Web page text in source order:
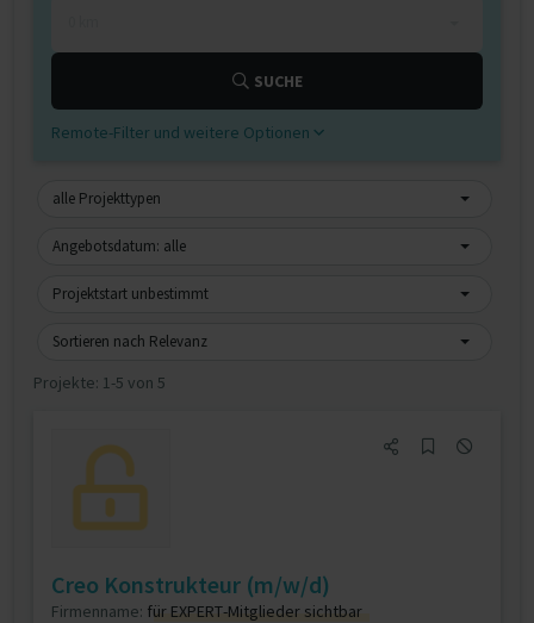
SUCHE
Remote-Filter und weitere Optionen
alle Projekttypen
Angebotsdatum: alle
Projektstart unbestimmt
Sortieren nach Relevanz
Projekte: 1-5 von 5
Creo Konstrukteur (m/w/d)
Firmenname: für EXPERT-Mitglieder sichtbar